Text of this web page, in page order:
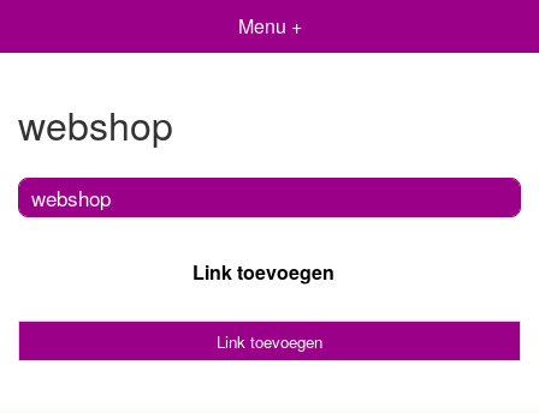
Menu +
webshop
webshop
Link toevoegen
Link toevoegen